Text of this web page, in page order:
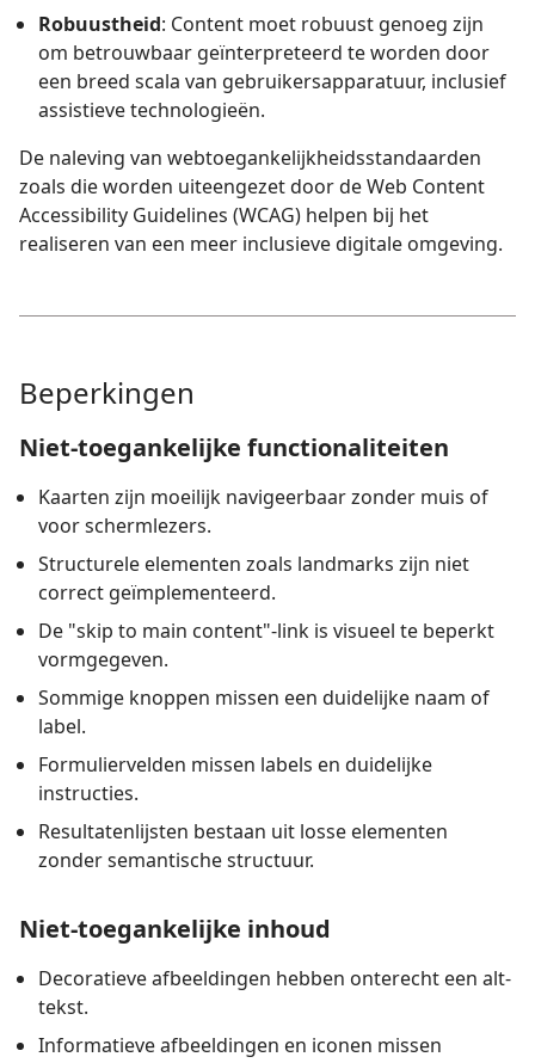
Robuustheid: Content moet robuust genoeg zijn
om betrouwbaar geïnterpreteerd te worden door
een breed scala van gebruikersapparatuur, inclusief
assistieve technologieën.
De naleving van webtoegankelijkheidsstandaarden
zoals die worden uiteengezet door de Web Content
Accessibility Guidelines (WCAG) helpen bij het
realiseren van een meer inclusieve digitale omgeving.
Beperkingen
Niet-toegankelijke functionaliteiten
Kaarten zijn moeilijk navigeerbaar zonder muis of
voor schermlezers.
Structurele elementen zoals landmarks zijn niet
correct geïmplementeerd.
De "skip to main content"-link is visueel te beperkt
vormgegeven.
Sommige knoppen missen een duidelijke naam of
label.
Formuliervelden missen labels en duidelijke
instructies.
Resultatenlijsten bestaan uit losse elementen
zonder semantische structuur.
Niet-toegankelijke inhoud
Decoratieve afbeeldingen hebben onterecht een alt-
tekst.
Informatieve afbeeldingen en iconen missen